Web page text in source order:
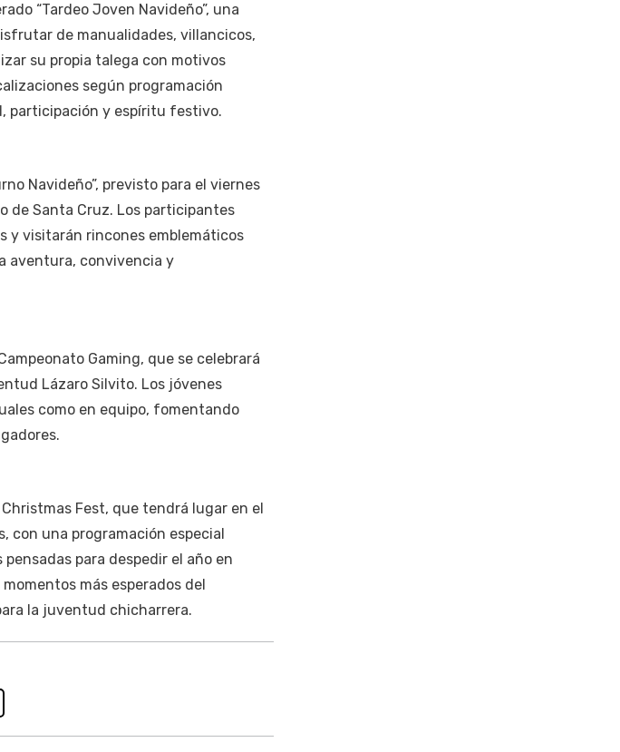
“Tardeo Joven Navideño”, una
de manualidades, villancicos,
su propia talega con motivos
según programación
participación y espíritu festivo.
Navideño”, previsto para el viernes
de Santa Cruz. Los participantes
y visitarán rincones emblemáticos
aventura, convivencia y
Gaming, que se celebrará
Lázaro Silvito. Los jóvenes
como en equipo, fomentando
Fest, que tendrá lugar en el
con una programación especial
para despedir el año en
más esperados del
la juventud chicharrera.